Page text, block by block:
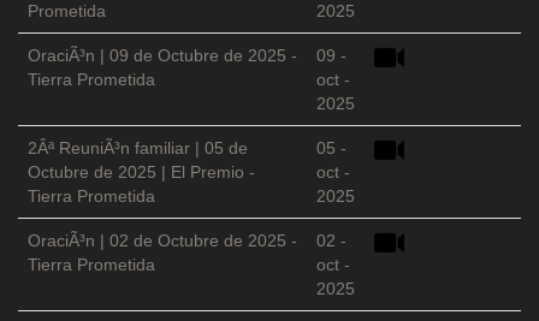
Prometida
2025
OraciÃ³n | 09 de Octubre de 2025 -
Tierra Prometida
09 -
oct -
2025
2Âª ReuniÃ³n familiar | 05 de
Octubre de 2025 | El Premio -
Tierra Prometida
05 -
oct -
2025
OraciÃ³n | 02 de Octubre de 2025 -
Tierra Prometida
02 -
oct -
2025